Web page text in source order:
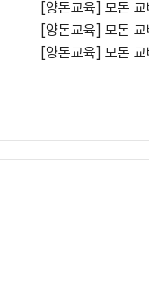
[양돈교육] 모돈
[양돈교육] 모돈
[양돈교육] 모돈